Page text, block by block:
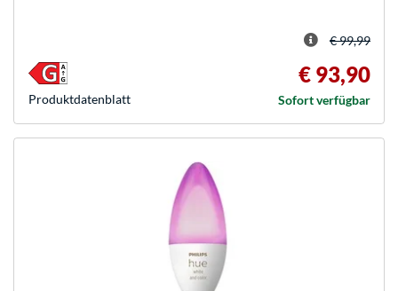
€ 99,99
€ 93,90
Sofort verfügbar
Produkt­datenblatt